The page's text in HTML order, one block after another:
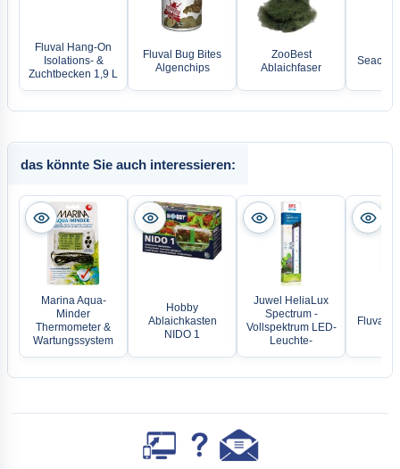
Fluval Hang-On
Isolations- &
Zuchtbecken 1,9 L
Fluval Bug Bites
Algenchips
ZooBest
Ablaichfaser
das könnte Sie auch interessieren:
Marina Aqua-
Minder
Thermometer &
Wartungssystem
Hobby
Ablaichkasten
NIDO 1
Juwel HeliaLux
Spectrum -
Vollspektrum LED-
Leuchte-
Fluval